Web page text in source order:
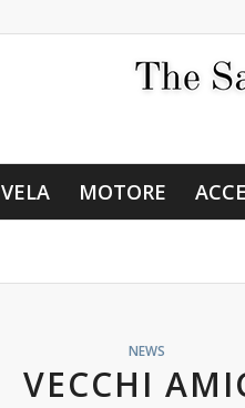
VELA MOTORE
NEWS
VECCHI